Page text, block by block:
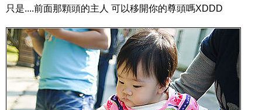
只是....前面那顆頭的主人 可以移開你的尊頭嗎XDDD